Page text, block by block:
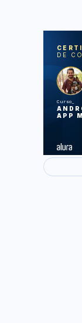
DE
Curso
APP